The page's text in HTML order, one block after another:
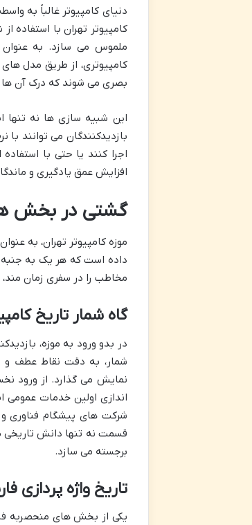
دنیای کامپیوتر غالباً به
کامپیوتر تهران با استفاده
ملموس می سازد. به عنوان
کامپیوتری، از طریق مدل
بصری می شوند که درک آن
این شبیه سازی ها نه تنها
بازدیدکنندگان می توانند
اجرا کنند یا حتی با
افزایش عمق یادگیری و
گشتی در بخش های
موزه کامپیوتر تهران، به
داده است که هر یک به
مخاطب را در سفری زمان مند،
گاه شمار تاریخ
در بدو ورود به موزه،
شمار، به دقت نقاط عطف و
نمایش می گذارد. از ورود
اندازی اولین خدمات عمومی
شرکت های پیشگام فناوری و
قسمت نه تنها دانش تاریخی
برجسته می سازد.
تاریخ واژه پردازی
یکی از بخش های منحصربه